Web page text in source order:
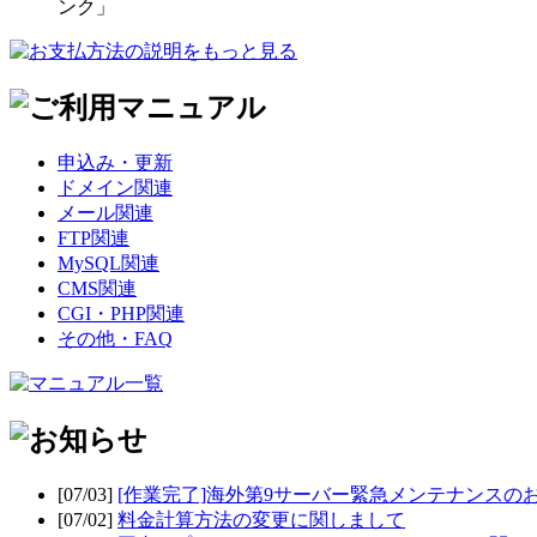
申込み・更新
ドメイン関連
メール関連
FTP関連
MySQL関連
CMS関連
CGI・PHP関連
その他・FAQ
[07/03] [作業完了]海外第9サーバー緊急メンテナンスの
[07/02] 料金計算方法の変更に関しまして